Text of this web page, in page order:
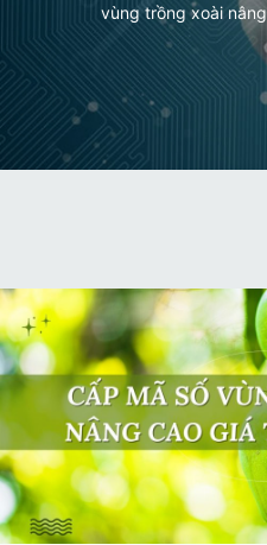
vùng trồng xoài